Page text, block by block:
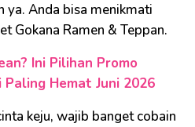
ya. Anda bisa menikmati
Gokana Ramen & Teppan.
Ini Pilihan Promo
Hemat Juni 2026
keju, wajib banget cobain